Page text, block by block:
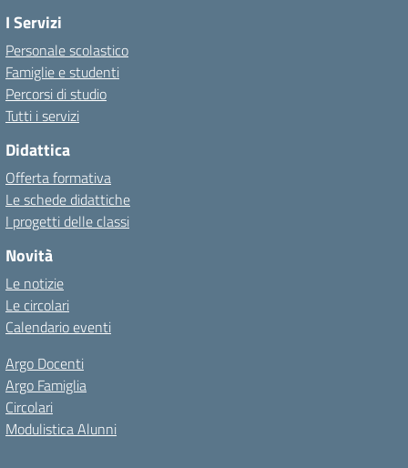
I Servizi
Personale scolastico
Famiglie e studenti
Percorsi di studio
Tutti i servizi
Didattica
Offerta formativa
Le schede didattiche
I progetti delle classi
Novità
Le notizie
Le circolari
Calendario eventi
Argo Docenti
Argo Famiglia
Circolari
Modulistica Alunni